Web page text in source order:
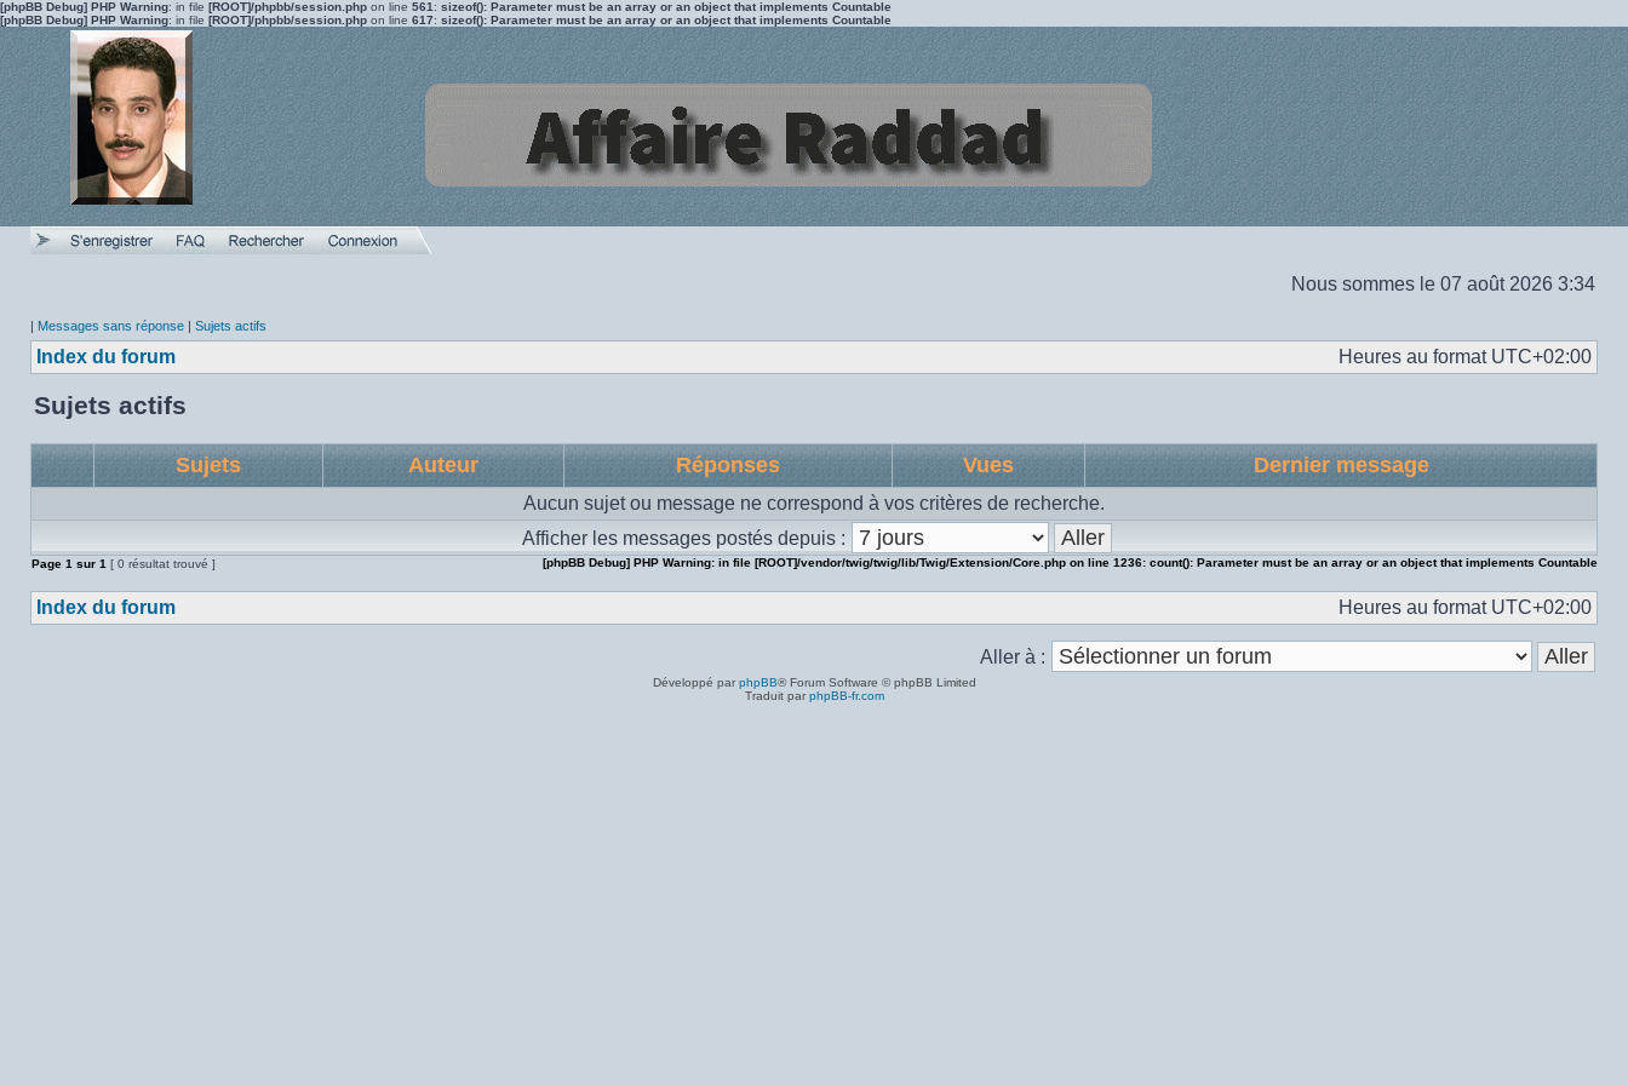
[phpBB Debug] PHP Warning: in file [ROOT]/phpbb/session.php on line 561 : sizeof(): Parameter must be an array or an object that implements Countable
[phpBB Debug] PHP Warning: in file [ROOT]/phpbb/session.php on line 617: sizeof(): Parameter must be an array or an object that implements Countable
Nous sommes le 07 août 2026 3:34
| Messages sans réponse | Sujets actifs
Index du forum Heures au format UTC+02:00
Sujets actifs
Sujets Auteur Réponses Vues Dernier message
Aucun sujet ou message ne correspond à vos critères de recherche.
Afficher les messages postés depuis :
Page 1 sur 1 [ 0 résultat trouvé ] [phpBB Debug] PHP Warning: in file [ROOT]/vendor/twig/twig/lib/Twig/Extension/Core.php on line 1236: count(): Parameter must be an array or an object that implements Countable
Index du forum Heures au format UTC+02:00
Aller à :
Développé par phpBB® Forum Software © phpBB Limited
Traduit par phpBB-fr.com